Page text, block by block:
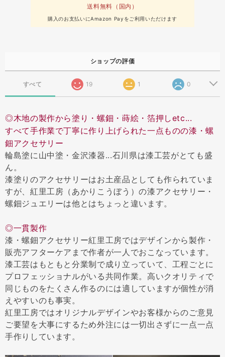
送料無料（国内）
購入のお支払いにAmazon Payをご利用いただけます
ショップの評価
すべて 19 1 0
◎木地の製作から塗り・螺鈿・蒔絵・箔押しetc...
すべて手作業で丁寧に作り上げられた一点ものの漆・螺
鈿アクセサリー
輪島塗に山中塗・金沢漆器...石川県は漆工芸がとても盛
ん。
漆塗りのアクセサリーはお土産品としても作られていま
すが、紅里工房（あかりこうぼう）の漆アクセサリー・
螺鈿ジュエリーは他とはちょっと違います。
◎一貫製作
漆・螺鈿アクセサリー紅里工房ではデザインから製作・
販売アフターケアまで作者が一人でおこなっています。
漆工芸はもともと分業制で成り立っていて、工程ごとに
プロフェッショナルがいる共同作業。高いクオリティで
同じものをたくさん作るのには適していますが個性が消
えやすいのも事実。
紅里工房ではオリジナルデザインやお客様からのご意見
ご要望を大事にするため外注には一切出さずに一点一点
手作りしています。